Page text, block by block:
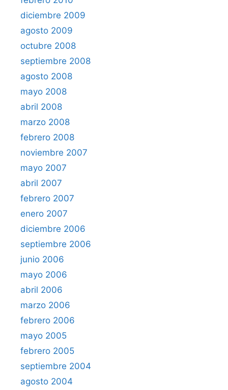
diciembre 2009
agosto 2009
octubre 2008
septiembre 2008
agosto 2008
mayo 2008
abril 2008
marzo 2008
febrero 2008
noviembre 2007
mayo 2007
abril 2007
febrero 2007
enero 2007
diciembre 2006
septiembre 2006
junio 2006
mayo 2006
abril 2006
marzo 2006
febrero 2006
mayo 2005
febrero 2005
septiembre 2004
agosto 2004